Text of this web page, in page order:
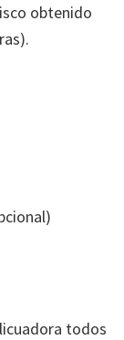
obtenido
todos